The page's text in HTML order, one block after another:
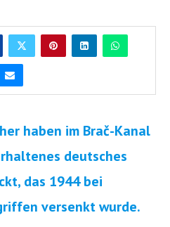
haben im Brač-Kanal
deutsches
das 1944 bei
versenkt wurde.